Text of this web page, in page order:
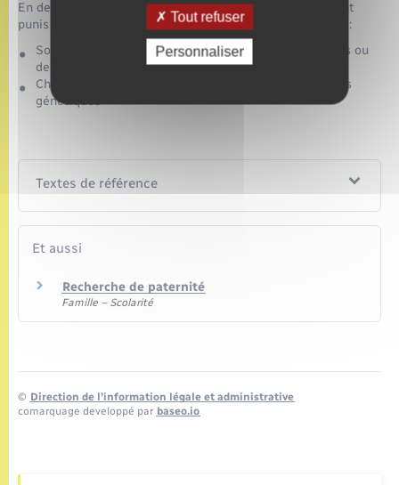
En dehors du cadre prévu par la loi, les faits suivants sont
punis de <span class="valeur">3 750 €</span> d'amende :
Solliciter l'examen de ses caractéristiques génétiques ou
de celles d'une autre personne
Chercher à identifier une personne par ses empreintes
génétiques
Textes de référence
Et aussi
Recherche de paternité
Famille – Scolarité
© Direction de l’information légale et administrative
comarquage developpé par baseo.io
Tout refuser
Personnaliser